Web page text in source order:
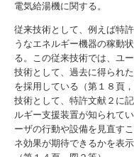
電気給湯機に関する。
従来技術として、例えば特
うなエネルギー機器の稼動
る。この従来技術では、ユ
技術として、過去に得られ
を採用している（第１８頁
技術として、特許文献２に
ルギー支援装置が知られて
ーザの行動や設備を見直す
ネ効果が期待できるかを表